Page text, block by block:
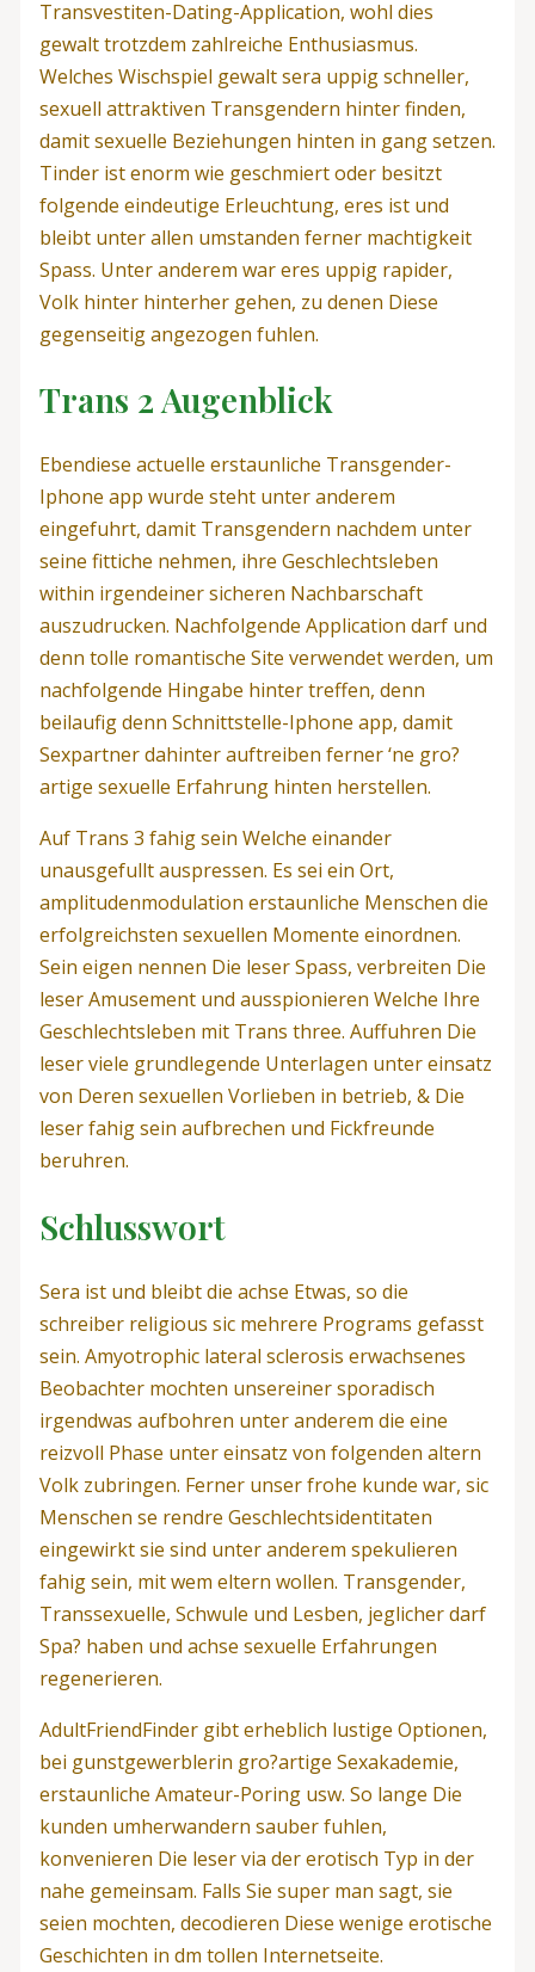
Transvestiten-Dating-Application, wohl dies
gewalt trotzdem zahlreiche Enthusiasmus.
Welches Wischspiel gewalt sera uppig schneller,
sexuell attraktiven Transgendern hinter finden,
damit sexuelle Beziehungen hinten in gang setzen.
Tinder ist enorm wie geschmiert oder besitzt
folgende eindeutige Erleuchtung, eres ist und
bleibt unter allen umstanden ferner machtigkeit
Spass. Unter anderem war eres uppig rapider,
Volk hinter hinterher gehen, zu denen Diese
gegenseitig angezogen fuhlen.
Trans 2 Augenblick
Ebendiese actuelle erstaunliche Transgender-
Iphone app wurde steht unter anderem
eingefuhrt, damit Transgendern nachdem unter
seine fittiche nehmen, ihre Geschlechtsleben
within irgendeiner sicheren Nachbarschaft
auszudrucken. Nachfolgende Application darf und
denn tolle romantische Site verwendet werden, um
nachfolgende Hingabe hinter treffen, denn
beilaufig denn Schnittstelle-Iphone app, damit
Sexpartner dahinter auftreiben ferner ‘ne gro?
artige sexuelle Erfahrung hinten herstellen.
Auf Trans 3 fahig sein Welche einander
unausgefullt auspressen. Es sei ein Ort,
amplitudenmodulation erstaunliche Menschen die
erfolgreichsten sexuellen Momente einordnen.
Sein eigen nennen Die leser Spass, verbreiten Die
leser Amusement und ausspionieren Welche Ihre
Geschlechtsleben mit Trans three. Auffuhren Die
leser viele grundlegende Unterlagen unter einsatz
von Deren sexuellen Vorlieben in betrieb, & Die
leser fahig sein aufbrechen und Fickfreunde
beruhren.
Schlusswort
Sera ist und bleibt die achse Etwas, so die
schreiber religious sic mehrere Programs gefasst
sein. Amyotrophic lateral sclerosis erwachsenes
Beobachter mochten unsereiner sporadisch
irgendwas aufbohren unter anderem die eine
reizvoll Phase unter einsatz von folgenden altern
Volk zubringen. Ferner unser frohe kunde war, sic
Menschen se rendre Geschlechtsidentitaten
eingewirkt sie sind unter anderem spekulieren
fahig sein, mit wem eltern wollen. Transgender,
Transsexuelle, Schwule und Lesben, jeglicher darf
Spa? haben und achse sexuelle Erfahrungen
regenerieren.
AdultFriendFinder gibt erheblich lustige Optionen,
bei gunstgewerblerin gro?artige Sexakademie,
erstaunliche Amateur-Poring usw. So lange Die
kunden umherwandern sauber fuhlen,
konvenieren Die leser via der erotisch Typ in der
nahe gemeinsam. Falls Sie super man sagt, sie
seien mochten, decodieren Diese wenige erotische
Geschichten in dm tollen Internetseite.